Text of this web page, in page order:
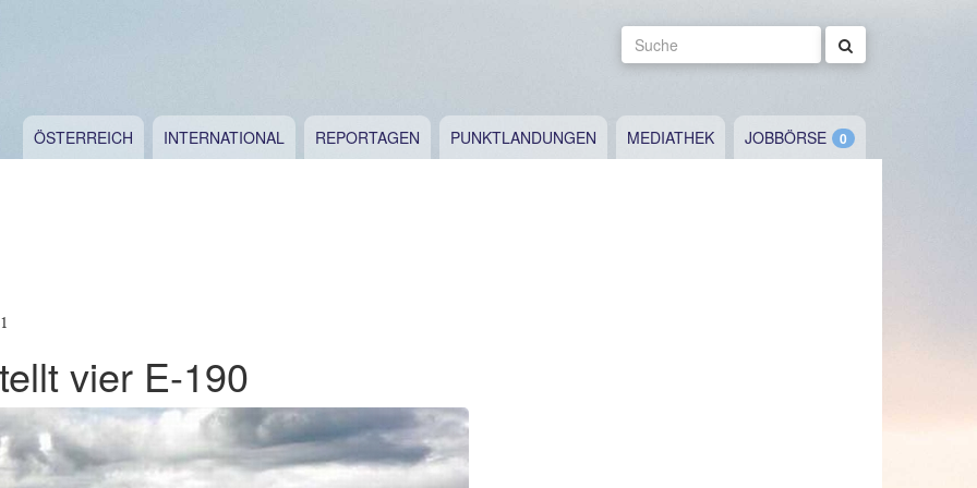
Suche
ÖSTERREICH INTERNATIONAL REPORTAGEN PUNKTLANDUNGEN MEDIATHEK JOBBÖRSE
vier E-190